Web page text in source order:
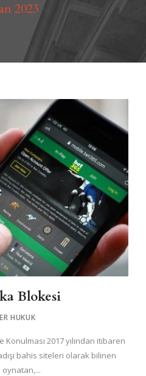
2023
Blokesi
HUKUK
2017 yılından itibaren
bahis siteleri olarak bilinen